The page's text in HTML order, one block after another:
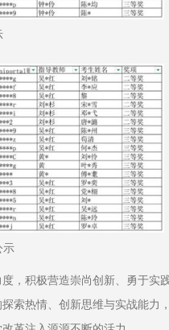
示
，积极营造崇尚创新、勇于实
索热情、创新思维与实战能力